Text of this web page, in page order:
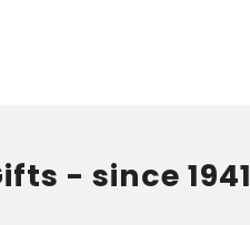
- since 1941